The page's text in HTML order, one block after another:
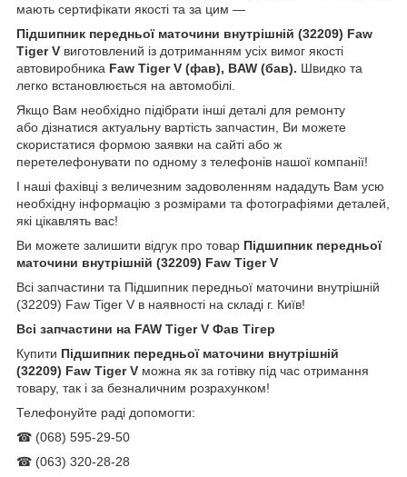
мають сертифікати якості та за цим —
Підшипник передньої маточини внутрішній (32209) Faw
Tiger V виготовлений із дотриманням усіх вимог якості
автовиробника Faw Tiger V (фав), BAW (бав). Швидко та
легко встановлюється на автомобілі.
Якщо Вам необхідно підібрати інші деталі для ремонту
або дізнатися актуальну вартість запчастин, Ви можете
скористатися формою заявки на сайті або ж
перетелефонувати по одному з телефонів нашої компанії!
І наші фахівці з величезним задоволенням нададуть Вам усю
необхідну інформацію з розмірами та фотографіями деталей,
які цікавлять вас!
Ви можете залишити відгук про товар Підшипник передньої
маточини внутрішній (32209) Faw Tiger V
Всі запчастини та Підшипник передньої маточини внутрішній
(32209) Faw Tiger V в наявності на складі г. Київ!
Всі запчастини на FAW Tiger V Фав Тігер
Купити Підшипник передньої маточини внутрішній
(32209) Faw Tiger V можна як за готівку під час отримання
товару, так і за безналичним розрахунком!
Телефонуйте раді допомогти:
☎ (068) 595-29-50
☎ (063) 320-28-28